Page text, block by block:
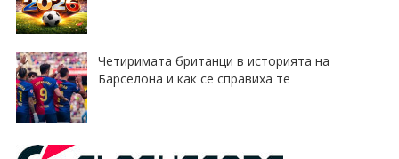
Четиримата британци в историята на
Барселона и как се справиха те